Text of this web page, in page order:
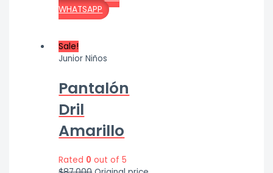
WHATSAPP
Sale!
Junior Niños
Pantalón
Dril
Amarillo
Rated 0 out of 5